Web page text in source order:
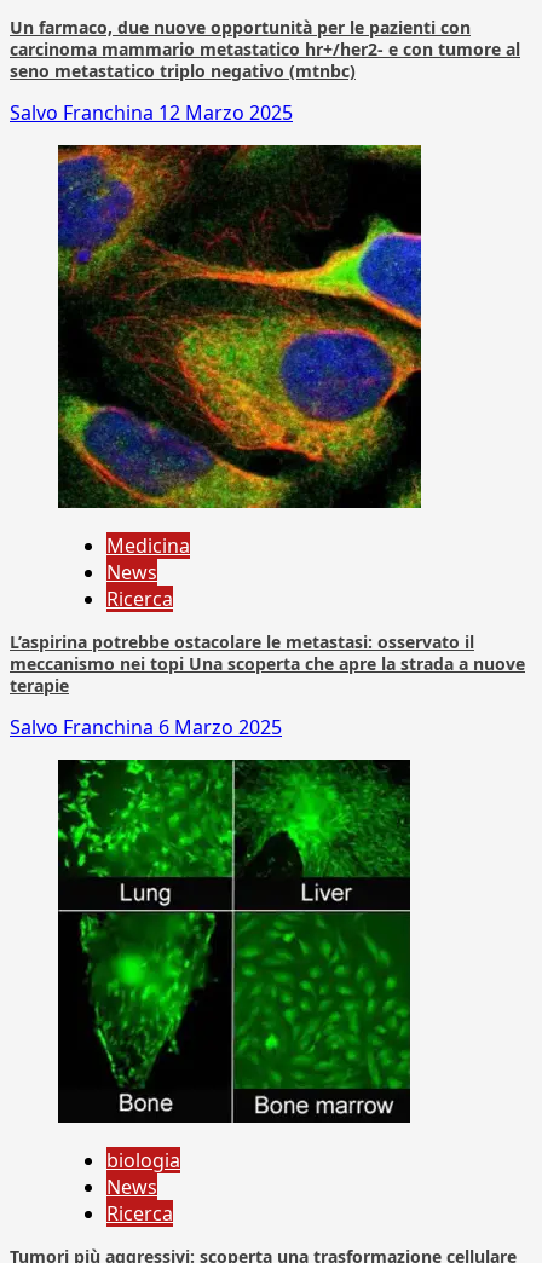
Un farmaco, due nuove opportunità per le pazienti con
carcinoma mammario metastatico hr+/her2- e con tumore al
seno metastatico triplo negativo (mtnbc)
Salvo Franchina 12 Marzo 2025
Medicina
News
Ricerca
L’aspirina potrebbe ostacolare le metastasi: osservato il
meccanismo nei topi Una scoperta che apre la strada a nuove
terapie
Salvo Franchina 6 Marzo 2025
biologia
News
Ricerca
Tumori più aggressivi: scoperta una trasformazione cellulare